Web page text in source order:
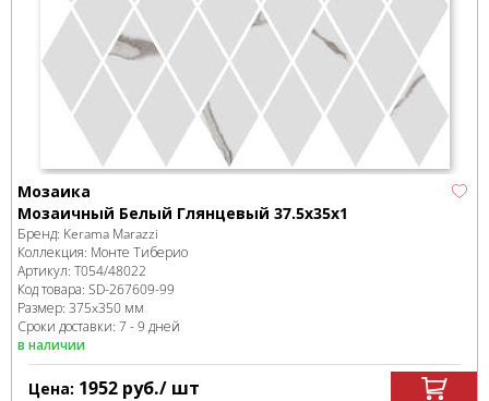
Мозаика
Мозаичный Белый Глянцевый 37.5x35x1
Бренд: Kerama Marazzi
Коллекция: Монте Тиберио
Артикул: T054/48022
Код товара: SD-267609-99
Размер: 375x350 мм
Сроки доставки: 7 - 9 дней
в наличии
Цена: 1952 руб./ шт